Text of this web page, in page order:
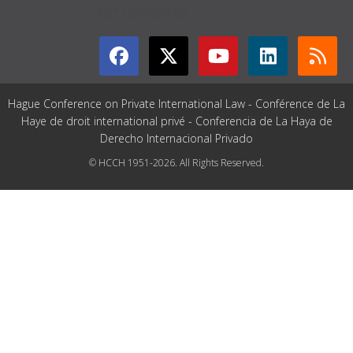
Hague Conference on Private International Law - Conférence de La
Haye de droit international privé - Conferencia de La Haya de
Derecho Internacional Privado
© HCCH 1951-2026. All Rights Reserved.